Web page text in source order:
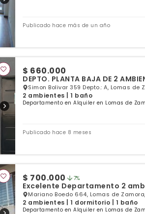
Publicado hace más de un año
$ 660.000
Simon Bolivar 359 Depto.: A, Lomas de
2 ambientes | 1 baño
Departamento en Alquiler en Lomas de
Publicado hace 8 meses
$ 700.000 7%
Excelente Departamento 2
Mariano Boedo 664, Lomas de Zamora,
2 ambientes | 1 dormitorio | 1 baño
Departamento en Alquiler en Lomas de